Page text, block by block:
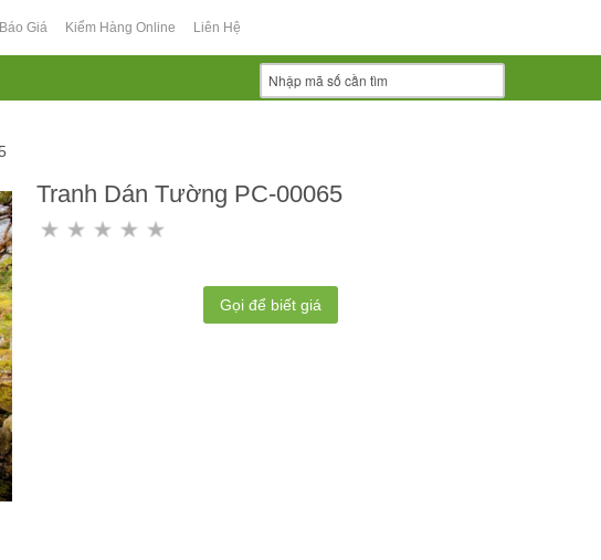
Giá Kiểm Hàng Online Liên Hệ
Tranh Dán Tường PC-00065
Gọi để biết giá